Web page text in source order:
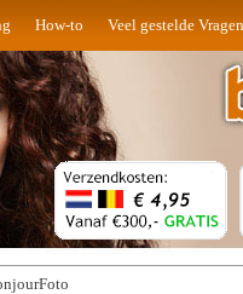
How-to Veel gestelde Vragen